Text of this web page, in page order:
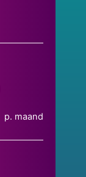
p. maand